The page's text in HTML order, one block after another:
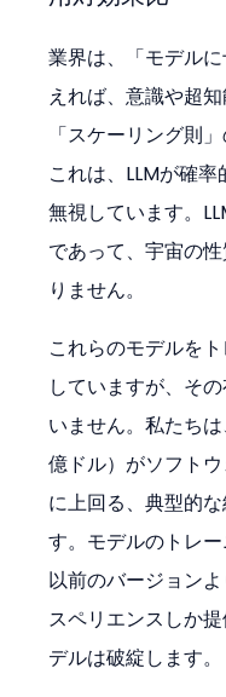
業界は、「モデル
えれば、意識や超
「スケーリング則
これは、LLMが確
無視しています。
であって、宇宙の
りません。
これらのモデルを
していますが、そ
いません。私たち
億ドル）がソフト
に上回る、典型的
す。モデルのトレー
以前のバージョン
スペリエンスしか
デルは破綻します。